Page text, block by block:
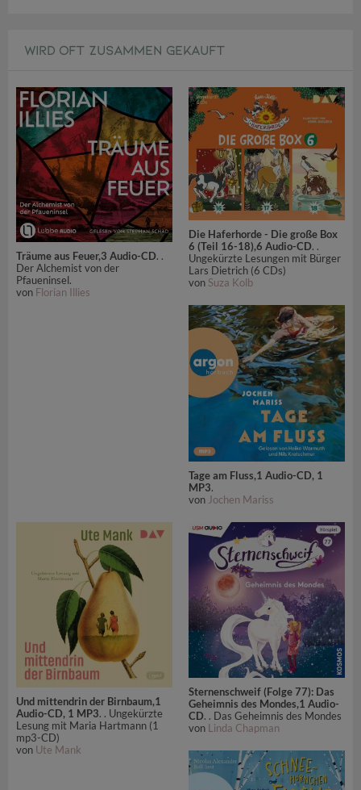
WIRD OFT ZUSAMMEN GEKAUFT
Träume aus Feuer,3 Audio-CD. .
Der Alchemist von der
Pfaueninsel.
von Florian Illies
Die Haferhorde - Die große Box
6 (Teil 16-18),6 Audio-CD. .
Ungekürzte Lesungen mit Bürger
Lars Dietrich (6 CDs)
von Suza Kolb
Tage am Fluss,1 Audio-CD, 1
MP3.
von Jochen Mariss
Und mittendrin der Birnbaum,1
Audio-CD, 1 MP3. . Ungekürzte
Lesung mit Maria Hartmann (1
mp3-CD)
von Ute Mank
Sternenschweif (Folge 77): Das
Geheimnis des Mondes,1 Audio-
CD. . Das Geheimnis des Mondes
von Linda Chapman